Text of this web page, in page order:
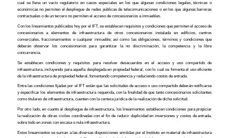
cual se llena un vacío regulatorio en casos especiales en los que algunas condiciones legales, técnicas o
económicas no permiten el despliegue de redes públicas de telecomunicaciones o en los que algunas barreras
contractuales o de un tercero no permiten el acceso de concesionarios a inmuebles.
Con los lineamientos publicados hoy por el IFT, se establecen requisitos y condiciones que permiten el acceso de
concesionarios a elementos de infraestructura de otros concesionarios instalada en edificios, centros
comerciales, fraccionamientos o cualquier inmueble; así como las obligaciones, términos y condiciones que
deberán observar los concesionarios para garantizar la no discriminación, la competencia y la libre
concurrencia.
Se establecen condiciones y requisitos para resolver desacuerdos en el acceso y uso compartido de
infraestructura, incluyendo para aquella desplegada en propiedad federal, con lo cual se fomenta el uso eficiente
de la infraestructura de propiedad federal, fomentando competencia y reduciendo costos de entrada.
Entre las condiciones fijadas por el IFT están que las solicitudes de acceso o uso compartido deberán notificarse
y especificar los elementos de infraestructura requerida, con la finalidad de que tanto concesionarios solicitantes
como titulares de infraestructura, cuenten con la certeza jurídica de la realización de dicha solicitud.
Por otro lado, en cuanto al despliegue de infraestructura, los lineamientos establecen condiciones para propiciar
la realización de obras civiles coordinadas con el fin de reducir duplicidad en inversiones y costos de entrada,
sobre todo en zonas con escasa o nula infraestructura.
Estos lineamientos se suman a las diversas disposiciones emitidas por el Instituto en material de infraestructura